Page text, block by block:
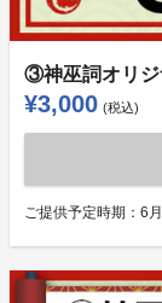
③神巫詞オリ
¥3,000 (税込)
ご提供予定時期： 6